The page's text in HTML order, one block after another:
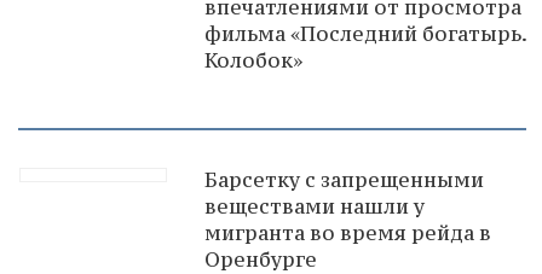
впечатлениями от просмотра
фильма «Последний богатырь.
Колобок»
Барсетку с запрещенными
веществами нашли у
мигранта во время рейда в
Оренбурге